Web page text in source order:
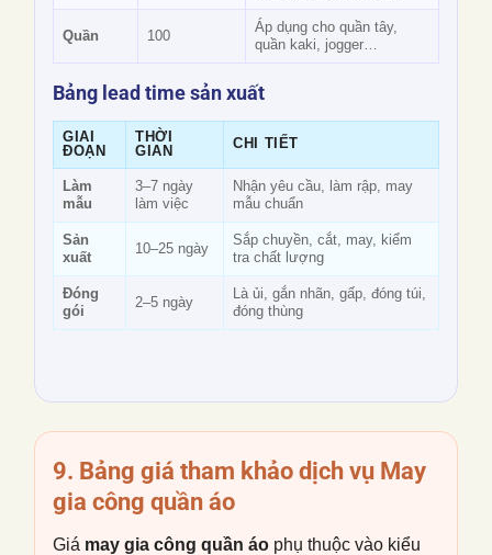
Quần 100
Áp dụng cho quần tây,
quần kaki, jogger…
Bảng lead time sản xuất
GIAI
ĐOẠN
THỜI
GIAN
CHI TIẾT
Làm
mẫu
3–7 ngày
làm việc
Nhận yêu cầu, làm rập, may
mẫu chuẩn
Sản
xuất
10–25 ngày
Sắp chuyền, cắt, may, kiểm
tra chất lượng
Đóng
gói
2–5 ngày
Là ủi, gắn nhãn, gấp, đóng túi,
đóng thùng
9. Bảng giá tham khảo dịch vụ May
gia công quần áo
Giá may gia công quần áo phụ thuộc vào kiểu